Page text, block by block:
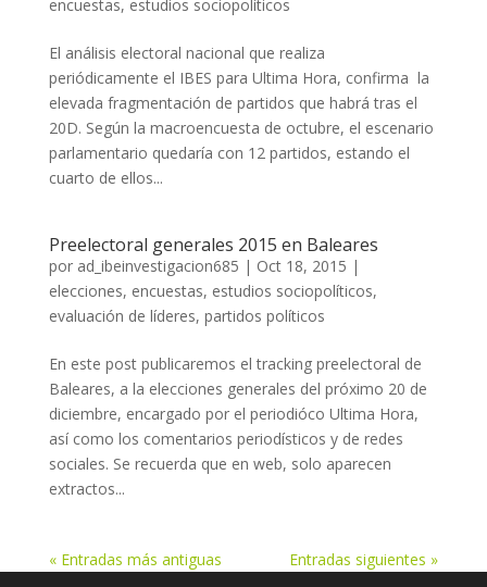
encuestas, estudios sociopolíticos
El análisis electoral nacional que realiza
periódicamente el IBES para Ultima Hora, confirma la
elevada fragmentación de partidos que habrá tras el
20D. Según la macroencuesta de octubre, el escenario
parlamentario quedaría con 12 partidos, estando el
cuarto de ellos...
Preelectoral generales 2015 en Baleares
por ad_ibeinvestigacion685 | Oct 18, 2015 |
elecciones, encuestas, estudios sociopolíticos,
evaluación de líderes, partidos políticos
En este post publicaremos el tracking preelectoral de
Baleares, a la elecciones generales del próximo 20 de
diciembre, encargado por el periodióco Ultima Hora,
así como los comentarios periodísticos y de redes
sociales. Se recuerda que en web, solo aparecen
extractos...
« Entradas más antiguas Entradas siguientes »